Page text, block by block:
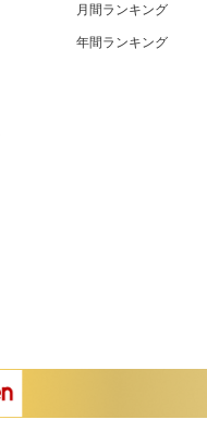
月間ランキング
年間ランキング